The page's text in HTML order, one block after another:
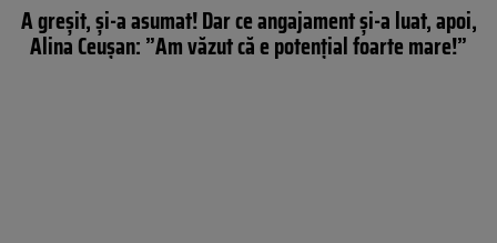
A greșit, și-a asumat! Dar ce angajament și-a luat, apoi,
Alina Ceușan: ”Am văzut că e potențial foarte mare!”